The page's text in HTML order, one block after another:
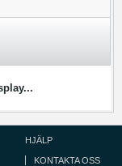
HJÄLP
KONTAKTA OSS